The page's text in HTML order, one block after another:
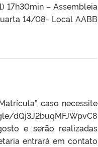
– Assembleia
14/08- Local AABB
caso necessite
e serão realizadas
entrará em contato